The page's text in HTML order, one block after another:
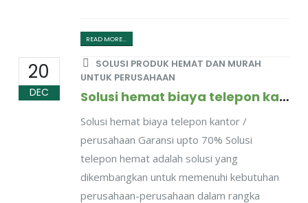
READ MORE...
20
DEC
SOLUSI PRODUK HEMAT DAN MURAH
UNTUK PERUSAHAAN
Solusi hemat biaya telepon kantor / perusahaan, dijamin hemat upto 70%
Solusi hemat biaya telepon kantor /
perusahaan Garansi upto 70% Solusi
telepon hemat adalah solusi yang
dikembangkan untuk memenuhi kebutuhan
perusahaan-perusahaan dalam rangka